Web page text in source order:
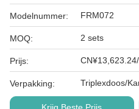
Modelnummer: FRM072
MOQ: 2 sets
Prijs:
Verpakking: Triplexdoos/